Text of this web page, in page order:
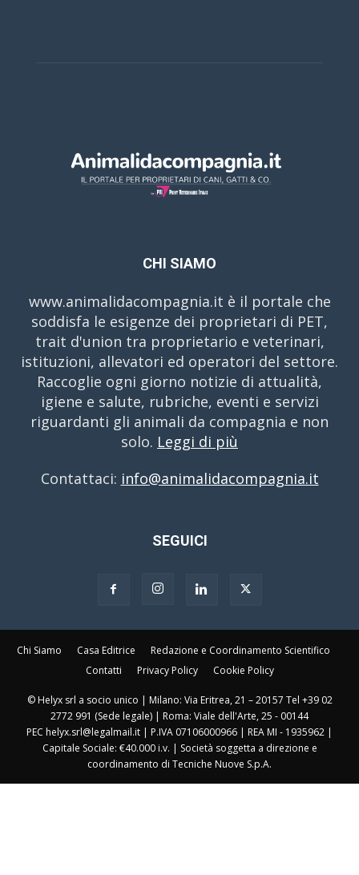
CHI SIAMO
www.animalidacompagnia.it è il portale che
soddisfa le esigenze dei proprietari di PET,
trait d'union tra proprietario e veterinari,
istituzioni, allevatori ed operatori del settore.
Raccoglie ogni giorno notizie di attualità,
igiene e salute, rubriche, eventi e servizi
riguardanti gli animali da compagnia e non
solo. Leggi di più
Contattaci: info@animalidacompagnia.it
SEGUICI
Chi Siamo Casa Editrice
Redazione e Coordinamento Scientifico
Contatti
Privacy Policy Cookie Policy
© Helyx srl a socio unico | Milano: Via Eritrea, 21 – 20157 Tel +39 02
2772 991 (Sede legale) | Roma: Viale dell'Arte, 25 - 00144
PEC helyx.srl@legalmail.it | P.IVA 07106000966 | REA MI - 1935962 |
Capitale Sociale: €40.000 i.v. | Società soggetta a direzione e
coordinamento di Tecniche Nuove S.p.A.